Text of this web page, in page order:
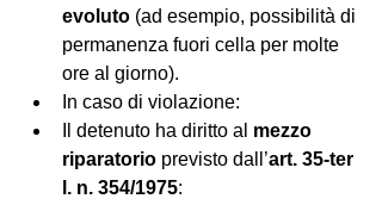
evoluto (ad esempio, possibilità di
permanenza fuori cella per molte
ore al giorno).
In caso di violazione:
Il detenuto ha diritto al mezzo
riparatorio previsto dall’art. 35-ter
l. n. 354/1975: